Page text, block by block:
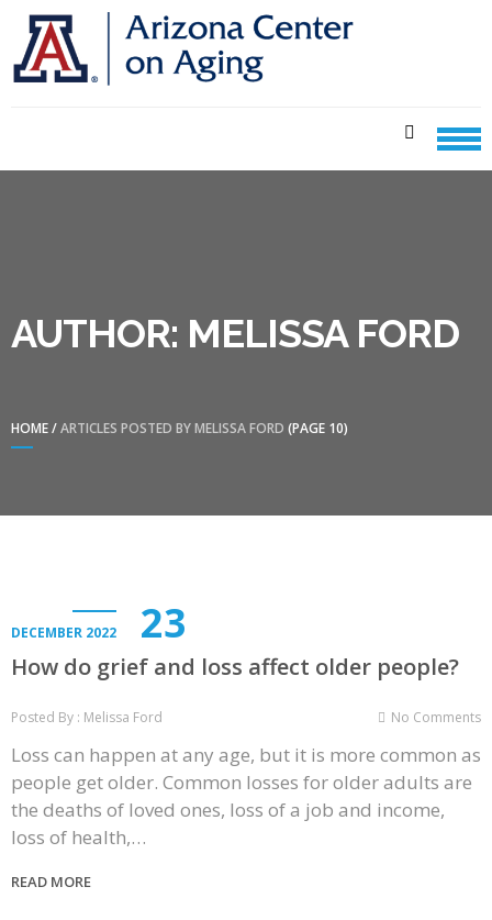
Skip
navigation
Skip
content
CENTER ON AGING CARE
SHEETS
AUTHOR: MELISSA FORD
HOME/ARTICLES POSTED BY MELISSA FORD (PAGE 10)
DECEMBER 2022 23
How do grief and loss affect older people?
Posted By : Melissa Ford No Comments
Loss can happen at any age, but it is more common as
people get older. Common losses for older adults are
the deaths of loved ones, loss of a job and income,
loss of health,…
READ MORE